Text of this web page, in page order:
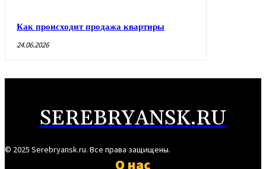
Как происходит продажа квартиры
24.06.2026
SEREBRYANSK.RU
© 2025 Serebryansk.ru. Все права защищены.
О нас